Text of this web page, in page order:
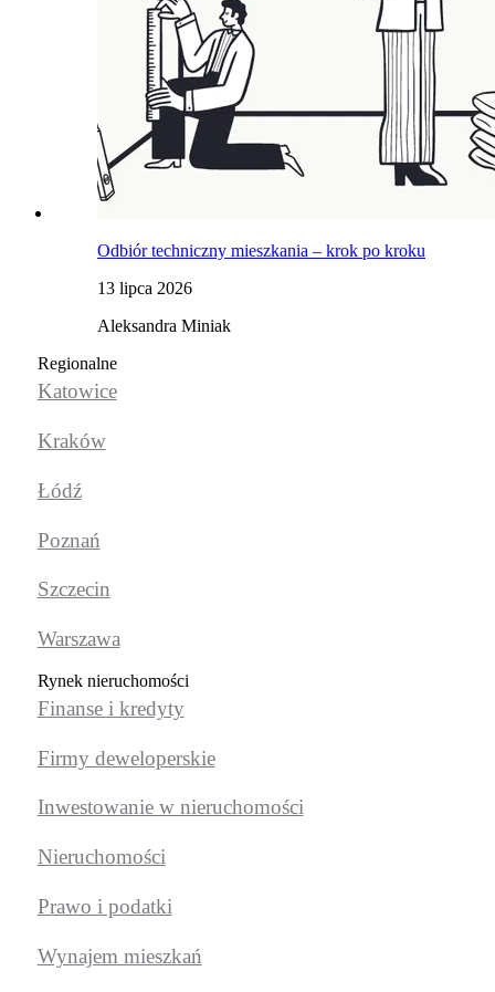
Odbiór techniczny mieszkania – krok po kroku
13 lipca 2026
Aleksandra Miniak
Regionalne
Katowice
Kraków
Łódź
Poznań
Szczecin
Warszawa
Rynek nieruchomości
Finanse i kredyty
Firmy deweloperskie
Inwestowanie w nieruchomości
Nieruchomości
Prawo i podatki
Wynajem mieszkań